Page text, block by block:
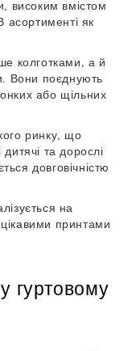
високим вмістом
як
колготками, а й
Вони поєднують
або щільних
ринку, що
дитячі та дорослі
довговічністю
на
цікавими принтами
гуртовому